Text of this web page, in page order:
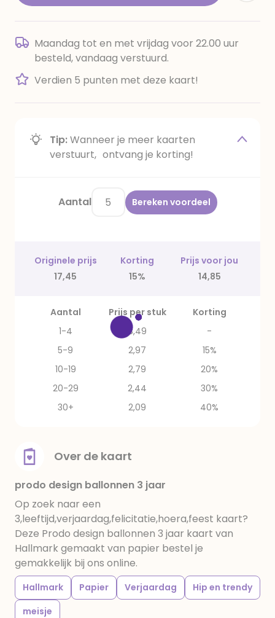
Maandag tot en met vrijdag voor 22.00 uur
besteld, vandaag verstuurd.
Verdien 5 punten met deze kaart!
Tip:Wanneer je meer kaarten
verstuurt, ontvang je korting!
Aantal Bereken voordeel
Originele prijs Korting
Prijs voor jou
17,45
15% 14,85
Aantal Prijs per stuk
Korting
1-4
3,49
-
5-9
2,97
15%
10-19
2,79
20%
20-29
2,44
30%
30+
2,09 40%
Over de kaart
prodo design ballonnen 3 jaar
Op zoek naar een
3,leeftijd,verjaardag,felicitatie,hoera,feest kaart?
Deze Prodo design ballonnen 3 jaar kaart van
Hallmark gemaakt van papier bestel je
gemakkelijk bij ons online.
Hallmark Papier Verjaardag
Hip en trendy
meisje